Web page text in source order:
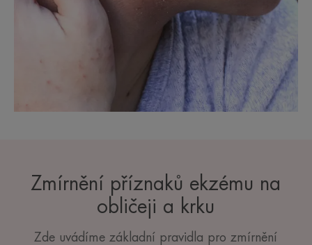
Zmírnění příznaků ekzému na
obličeji a krku
Zde uvádíme základní pravidla pro zmírnění